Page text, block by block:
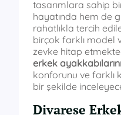
tasarımlara sahip
hayatında hem de
rahatlıkla tercih
birçok farklı model
zevke hitap
erkek
konforunu ve farklı
bir şekilde
Divarese